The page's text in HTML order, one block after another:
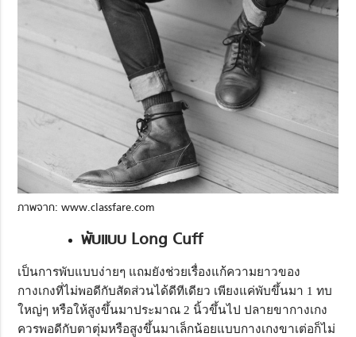
ภาพจาก: www.classfare.com
พับแบบ Long Cuff
เป็นการพับแบบง่ายๆ แถมยังช่วยเรื่องแก้ความยาวของ
กางเกงที่ไม่พอดีกับสัดส่วนได้ดีทีเดียว เพียงแค่พับขึ้นมา 1 ทบ
ใหญ่ๆ หรือให้สูงขึ้นมาประมาณ 2 นิ้วขึ้นไป ปลายขากางเกง
ควรพอดีกับตาตุ่มหรือสูงขึ้นมาเล็กน้อยแบบกางเกงขาเต่อก็ไม่